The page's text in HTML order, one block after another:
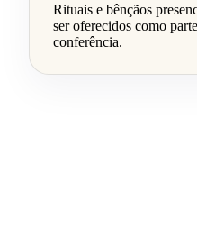
Rituais e bênçãos
ser oferecidos como
conferência.